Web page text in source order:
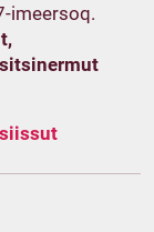
imeersoq.